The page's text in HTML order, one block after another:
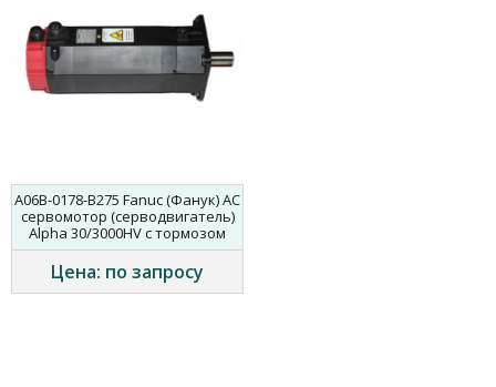
A06B-0178-B275 Fanuc (Фанук) AC
сервомотор (серводвигатель)
Alpha 30/3000HV с тормозом
Цена: по запросу